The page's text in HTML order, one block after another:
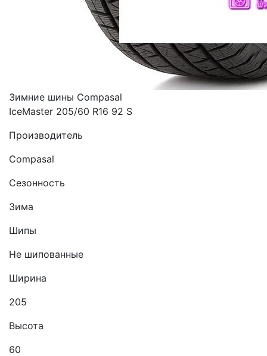
Зимние шины Compasal
IceMaster 205/60 R16 92 S
Производитель
Compasal
Сезонность
Зима
Шипы
Не шипованные
Ширина
205
Высота
60